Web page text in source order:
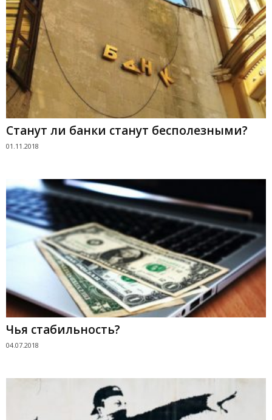
Станут ли банки станут бесполезными?
01.11.2018
Чья стабильность?
04.07.2018